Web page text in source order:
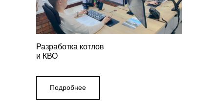
Разработка котлов
и КВО
Подробнее